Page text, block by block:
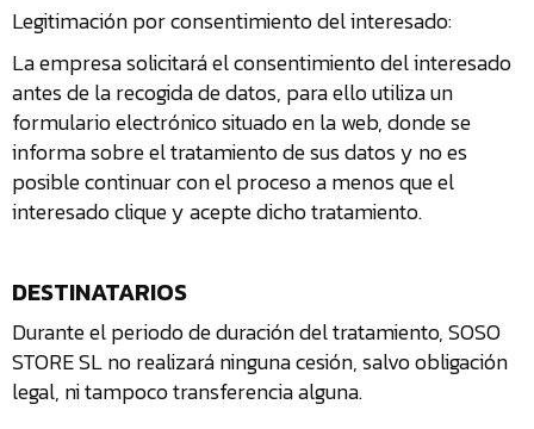
Legitimación por consentimiento del interesado:
La empresa solicitará el consentimiento del interesado
antes de la recogida de datos, para ello utiliza un
formulario electrónico situado en la web, donde se
informa sobre el tratamiento de sus datos y no es
posible continuar con el proceso a menos que el
interesado clique y acepte dicho tratamiento.
DESTINATARIOS
Durante el periodo de duración del tratamiento, SOSO
STORE SL no realizará ninguna cesión, salvo obligación
legal, ni tampoco transferencia alguna.